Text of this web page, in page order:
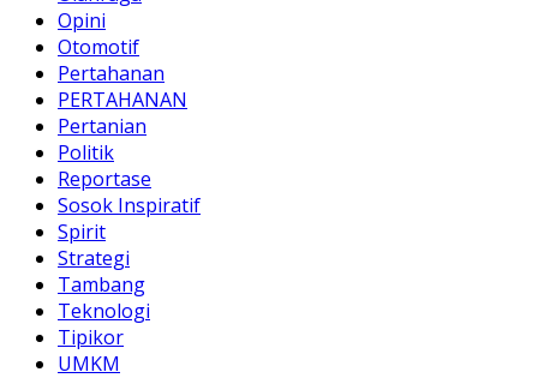
Opini
Otomotif
Pertahanan
PERTAHANAN
Pertanian
Politik
Reportase
Sosok Inspiratif
Spirit
Strategi
Tambang
Teknologi
Tipikor
UMKM